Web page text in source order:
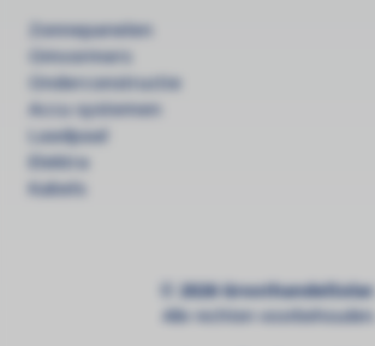
Zonnepanelen
Omvormers
Onderconstructie
Accu systemen
Laadpaal
Elektra
Kabels
© 2026 GroothandelSolar.
Alle rechten voorbehouden.